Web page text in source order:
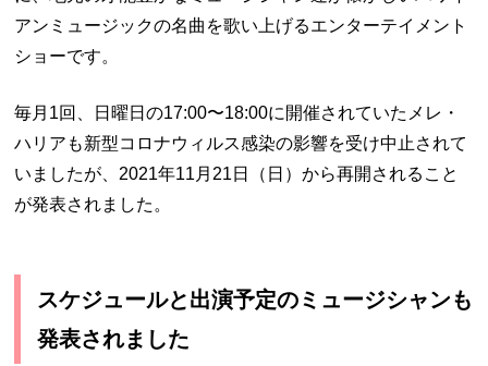
アンミュージックの名曲を歌い上げるエンターテイメント
ショーです。
毎月1回、日曜日の17:00〜18:00に開催されていたメレ・
ハリアも新型コロナウィルス感染の影響を受け中止されて
いましたが、2021年11月21日（日）から再開されること
が発表されました。
スケジュールと出演予定のミュージシャンも
発表されました